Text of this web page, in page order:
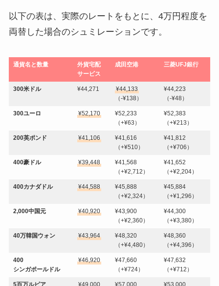
以下の表は、実際のレートをもとに、4万円程度を
両替した場合のシュミレーションです。
通貨名と数量
外貨宅配
サービス
成田空港 三菱UFJ銀行
300米ドル ¥44,271
¥44,133
（-¥138）
¥44,223
（-¥48）
300ユーロ ¥52,170
¥52,233
（+¥63）
¥52,383
（+¥213）
200英ポンド ¥41,106
¥41,616
（+¥510）
¥41,812
（+¥706）
400豪ドル ¥39,448
¥41,568
（+¥2,712）
¥41,652
（+¥2,204）
400カナダドル ¥44,588
¥45,888
（+¥2,324）
¥45,884
（+¥1,296）
2,000中国元 ¥40,920
¥43,900
（+¥2,360）
¥44,300
（+¥3,380）
40万韓国ウォン ¥43,964
¥48,320
（+¥4,480）
¥48,360
（+¥4,396）
400
シンガポールドル
¥46,920
¥47,660
（+¥724）
¥47,632
（+¥712）
5百万ルピア ¥49,000
¥57,000
¥53,000